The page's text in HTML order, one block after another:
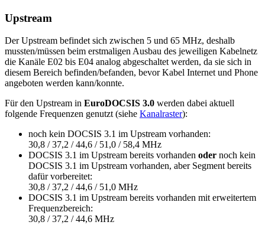
Upstream
Der Upstream befindet sich zwischen 5 und 65 MHz, deshalb
mussten/müssen beim erstmaligen Ausbau des jeweiligen Kabelnetz
die Kanäle E02 bis E04 analog abgeschaltet werden, da sie sich in
diesem Bereich befinden/befanden, bevor Kabel Internet und Phone
angeboten werden kann/konnte.
Für den Upstream in EuroDOCSIS 3.0 werden dabei aktuell
folgende Frequenzen genutzt (siehe Kanalraster):
noch kein DOCSIS 3.1 im Upstream vorhanden:
30,8 / 37,2 / 44,6 / 51,0 / 58,4 MHz
DOCSIS 3.1 im Upstream bereits vorhanden oder noch kein
DOCSIS 3.1 im Upstream vorhanden, aber Segment bereits
dafür vorbereitet:
30,8 / 37,2 / 44,6 / 51,0 MHz
DOCSIS 3.1 im Upstream bereits vorhanden mit erweitertem
Frequenzbereich:
30,8 / 37,2 / 44,6 MHz